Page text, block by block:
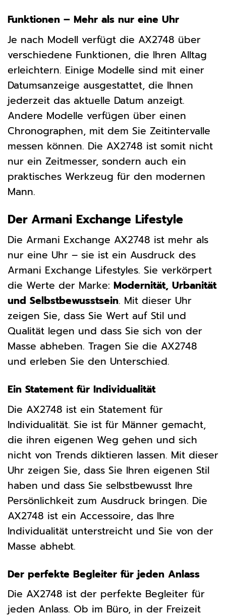
Funktionen – Mehr als nur eine Uhr
Je nach Modell verfügt die AX2748 über
verschiedene Funktionen, die Ihren Alltag
erleichtern. Einige Modelle sind mit einer
Datumsanzeige ausgestattet, die Ihnen
jederzeit das aktuelle Datum anzeigt.
Andere Modelle verfügen über einen
Chronographen, mit dem Sie Zeitintervalle
messen können. Die AX2748 ist somit nicht
nur ein Zeitmesser, sondern auch ein
praktisches Werkzeug für den modernen
Mann.
Der Armani Exchange Lifestyle
Die Armani Exchange AX2748 ist mehr als
nur eine Uhr – sie ist ein Ausdruck des
Armani Exchange Lifestyles. Sie verkörpert
die Werte der Marke: Modernität, Urbanität
und Selbstbewusstsein. Mit dieser Uhr
zeigen Sie, dass Sie Wert auf Stil und
Qualität legen und dass Sie sich von der
Masse abheben. Tragen Sie die AX2748
und erleben Sie den Unterschied.
Ein Statement für Individualität
Die AX2748 ist ein Statement für
Individualität. Sie ist für Männer gemacht,
die ihren eigenen Weg gehen und sich
nicht von Trends diktieren lassen. Mit dieser
Uhr zeigen Sie, dass Sie Ihren eigenen Stil
haben und dass Sie selbstbewusst Ihre
Persönlichkeit zum Ausdruck bringen. Die
AX2748 ist ein Accessoire, das Ihre
Individualität unterstreicht und Sie von der
Masse abhebt.
Der perfekte Begleiter für jeden Anlass
Die AX2748 ist der perfekte Begleiter für
jeden Anlass. Ob im Büro, in der Freizeit